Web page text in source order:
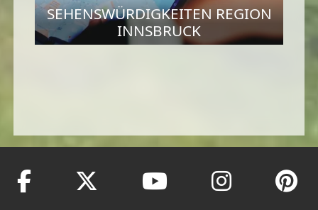
SEHENSWÜRDIGKEITEN REGION
INNSBRUCK